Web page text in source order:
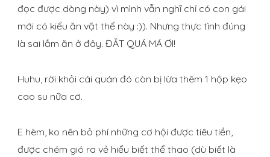
đọc được dòng này) vì mình vẫn nghĩ chỉ có con gái
mới có kiểu ăn vặt thế này :)). Nhưng thực tình đúng
là sai lầm ăn ở đây. ĐĂT QUÁ MÁ ƠI!
Huhu, rời khỏi cái quán đó còn bị lừa thêm 1 hộp kẹo
cao su nữa cơ.
E hèm, ko nên bỏ phí những cơ hội được tiêu tiền,
được chém gió ra vẻ hiểu biết thể thao (dù biết là